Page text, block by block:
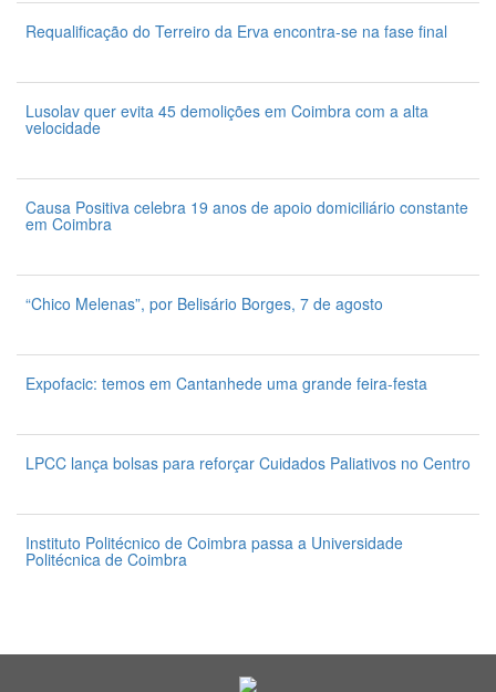
Requalificação do Terreiro da Erva encontra-se na fase final
Lusolav quer evita 45 demolições em Coimbra com a alta
velocidade
Causa Positiva celebra 19 anos de apoio domiciliário constante
em Coimbra
“Chico Melenas”, por Belisário Borges, 7 de agosto
Expofacic: temos em Cantanhede uma grande feira-festa
LPCC lança bolsas para reforçar Cuidados Paliativos no Centro
Instituto Politécnico de Coimbra passa a Universidade
Politécnica de Coimbra